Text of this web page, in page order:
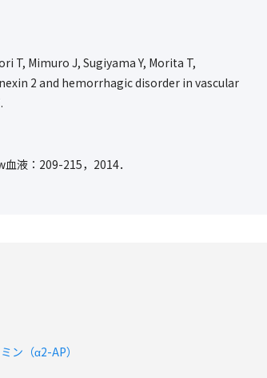
T, Mimuro J, Sugiyama Y, Morita T,
2 and hemorrhagic disorder in vascular
液：209-215，2014．
ン（α2-AP）